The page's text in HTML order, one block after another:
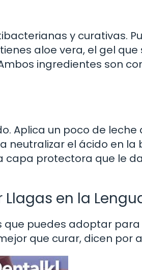
y curativas.
aloe vera, el gel que
ingredientes son
Aplica un poco de
neutralizar el ácido en la
capa protectora que le
en la
puedes adoptar
que curar, dicen por